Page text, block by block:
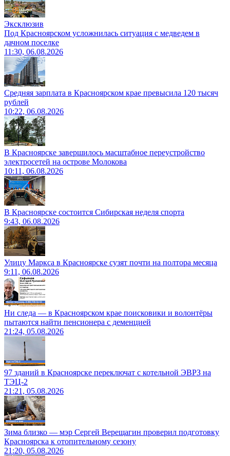
Эксклюзив
Под Красноярском усложнилась ситуация с медведем в
дачном поселке
11:30, 06.08.2026
Средняя зарплата в Красноярском крае превысила 120 тысяч
рублей
10:22, 06.08.2026
В Красноярске завершилось масштабное переустройство
электросетей на острове Молокова
10:11, 06.08.2026
В Красноярске состоится Сибирская неделя спорта
9:43, 06.08.2026
Улицу Маркса в Красноярске сузят почти на полтора месяца
9:11, 06.08.2026
Ни следа — в Красноярском крае поисковики и волонтёры
пытаются найти пенсионера с деменцией
21:24, 05.08.2026
97 зданий в Красноярске переключат с котельной ЭВРЗ на
ТЭЦ-2
21:21, 05.08.2026
Зима близко — мэр Сергей Верещагин проверил подготовку
Красноярска к отопительному сезону
21:20, 05.08.2026